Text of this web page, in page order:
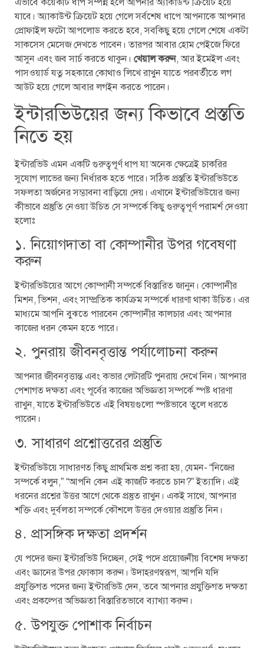
যাবে। অ্যাকাউন্ট ক্রিয়েট হয়ে গেলে সর্বশেষ ধাপে আপনাকে আপনার
প্রোফাইল ফটো আপলোড করতে হবে, সবকিছু হয়ে গেলে শেষে একটা
সাকসেস মেসেজ দেখতে পাবেন। তারপর আবার হোম পেইজে ফিরে
আসুন এবং জব সার্চ করতে থাকুন। খেয়াল করুন, আর ইমেইল এবং
পাসওয়ার্ড যত্ন সহকারে কোথাও লিখে রাখুন যাতে পরবর্তীতে লগ
আউট হয়ে গেলে আবার লগইন করতে পারেন।
ইন্টারভিউয়ের জন্য কিভাবে প্রস্ততি
নিতে হয়
ইন্টারভিউ এমন একটি গুরুত্বপূর্ণ ধাপ যা অনেক ক্ষেত্রেই চাকরির
সুযোগ লাভের জন্য নির্ধারক হতে পারে। সঠিক প্রস্ততি ইন্টারভিউতে
সফলতা অর্জনের সম্ভাবনা বাড়িয়ে দেয়। এখানে ইন্টারভিউয়ের জন্য
কীভাবে প্রস্তুতি নেওয়া উচিত সে সম্পর্কে কিছু গুরুত্বপূর্ণ পরামর্শ দেওয়া
হলোঃ
১. নিয়োগদাতা বা কোম্পানীর উপর গবেষণা
করুন
ইন্টারভিউয়ের আগে কোম্পানী সম্পর্কে বিস্তারিত জানুন। কোম্পানীর
মিশন, ভিশন, এবং সাম্প্রতিক কার্যক্রম সম্পর্কে ধারণা থাকা উচিত। এর
মাধ্যমে আপনি বুঝতে পারবেন কোম্পানীর কালচার এবং আপনার
কাজের ধরন কেমন হতে পারে।
২. পুনরায় জীবনবৃত্তান্ত পর্যালোচনা করুন
আপনার জীবনবৃত্তান্ত এবং কভার লেটারটি পুনরায় দেখে নিন। আপনার
পেশাগত দক্ষতা এবং পূর্বের কাজের অভিজ্ঞতা সম্পর্কে স্পষ্ট ধারণা
রাখুন, যাতে ইন্টারভিউতে এই বিষয়গুলো স্পষ্টভাবে তুলে ধরতে
পারেন।
৩. সাধারণ প্রশ্নোত্তরের প্রস্তুতি
ইন্টারভিউয়ে সাধারণত কিছু প্রাথমিক প্রশ্ন করা হয়, যেমন- “নিজের
সম্পর্কে বলুন,” “আপনি কেন এই কাজটি করতে চান?” ইত্যাদি। এই
ধরনের প্রশ্নের উত্তর আগে থেকে প্রস্তুত রাখুন। একই সাথে, আপনার
শক্তি এবং দুর্বলতা সম্পর্কে কৌশলে উত্তর দেওয়ার প্রস্তুতি নিন।
৪. প্রাসঙ্গিক দক্ষতা প্রদর্শন
যে পদের জন্য ইন্টারভিউ দিচ্ছেন, সেই পদে প্রয়োজনীয় বিশেষ দক্ষতা
এবং জ্ঞানের উপর ফোকাস করুন। উদাহরণস্বরূপ, আপনি যদি
প্রযুক্তিগত পদের জন্য ইন্টারভিউ দেন, তবে আপনার প্রযুক্তিগত দক্ষতা
এবং প্রকল্পের অভিজ্ঞতা বিস্তারিতভাবে ব্যাখ্যা করুন।
৫. উপযুক্ত পোশাক নির্বাচন